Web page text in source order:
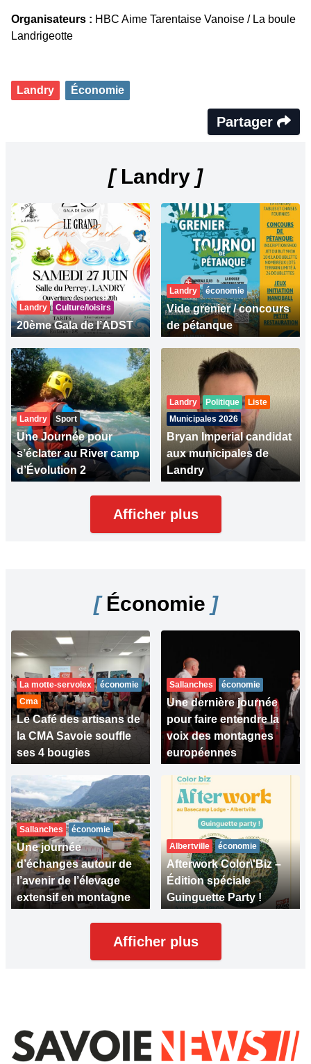
Organisateurs : HBC Aime Tarentaise Vanoise / La boule
Landrigeotte
Landry Économie
Partager
[Landry ]
Landry Culture/loisirs
20ème Gala de l’ADST
Landry économie
Vide grenier / concours
de pétanque
Landry Sport
Une Journée pour
s’éclater au River camp
d’Évolution 2
Landry Politique
Liste
Municipales 2026
Bryan Imperial candidat
aux municipales de
Landry
Afficher plus
[Économie ]
La motte-servolex
économie
Cma
Le Café des artisans de
la CMA Savoie souffle
ses 4 bougies
Sallanches économie
Une dernière journée
pour faire entendre la
voix des montagnes
européennes
Sallanches économie
Une journée
d’échanges autour de
l’avenir de l’élevage
extensif en montagne
Albertville économie
Afterwork Color\'Biz –
Édition spéciale
Guinguette Party !
Afficher plus